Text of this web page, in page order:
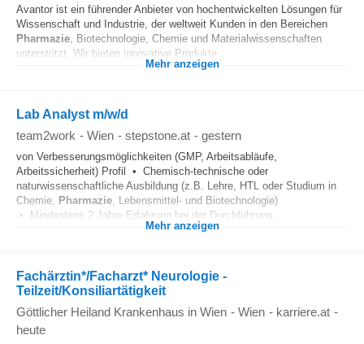
Avantor ist ein führender Anbieter von hochentwickelten Lösungen für
Wissenschaft und Industrie, der weltweit Kunden in den Bereichen
Pharmazie, Biotechnologie, Chemie und Materialwissenschaften
unterstützt. Wir bieten innovative Produkte...
Mehr anzeigen
Lab Analyst m/w/d
team2work - Wien - stepstone.at - gestern
von Verbesserungsmöglichkeiten (GMP, Arbeitsabläufe,
Arbeitssicherheit) Profil • Chemisch-technische oder
naturwissenschaftliche Ausbildung (z.B. Lehre, HTL oder Studium in
Chemie, Pharmazie, Lebensmittel- und Biotechnologie)
• Mindestens 2 Jahre Erfahrung bei der Durchführung...
Mehr anzeigen
Fachärztin*/Facharzt* Neurologie -
Teilzeit/Konsiliartätigkeit
Göttlicher Heiland Krankenhaus in Wien - Wien - karriere.at -
heute